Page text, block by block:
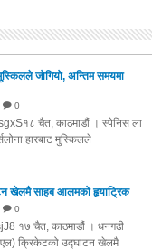
मुस्किलले जोगियो, अन्तिम समयमा
0
चैत, काठमाडौं । स्पेनिस ला
हारबाट मुस्किलले
खेलमै साहब आलमको हृयाट्रिक
0
१७ चैत, काठमाडौं । धनगढी
क्रिकेटको उद्घाटन खेलमै